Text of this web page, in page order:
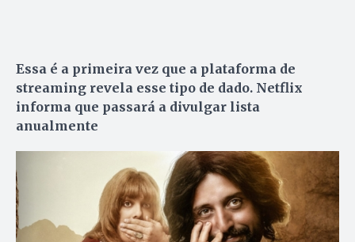
Essa é a primeira vez que a plataforma de
streaming revela esse tipo de dado. Netflix
informa que passará a divulgar lista
anualmente